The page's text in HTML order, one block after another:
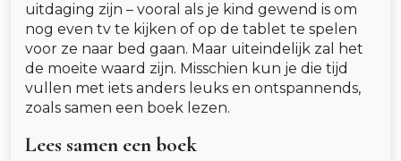
uitdaging zijn – vooral als je kind gewend is om
nog even tv te kijken of op de tablet te spelen
voor ze naar bed gaan. Maar uiteindelijk zal het
de moeite waard zijn. Misschien kun je die tijd
vullen met iets anders leuks en ontspannends,
zoals samen een boek lezen.
Lees samen een boek